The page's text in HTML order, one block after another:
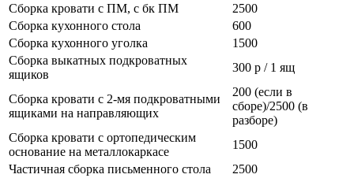
Сборка кровати с ПМ, с бк ПМ
2500
Сборка кухонного стола
600
Сборка кухонного уголка
1500
Сборка выкатных подкроватных
ящиков
300 р / 1 ящ
Сборка кровати с 2-мя подкроватными
ящиками на направляющих
200 (если в
сборе)/2500 (в
разборе)
Сборка кровати с ортопедическим
основание на металлокаркасе
1500
Частичная сборка письменного стола
2500